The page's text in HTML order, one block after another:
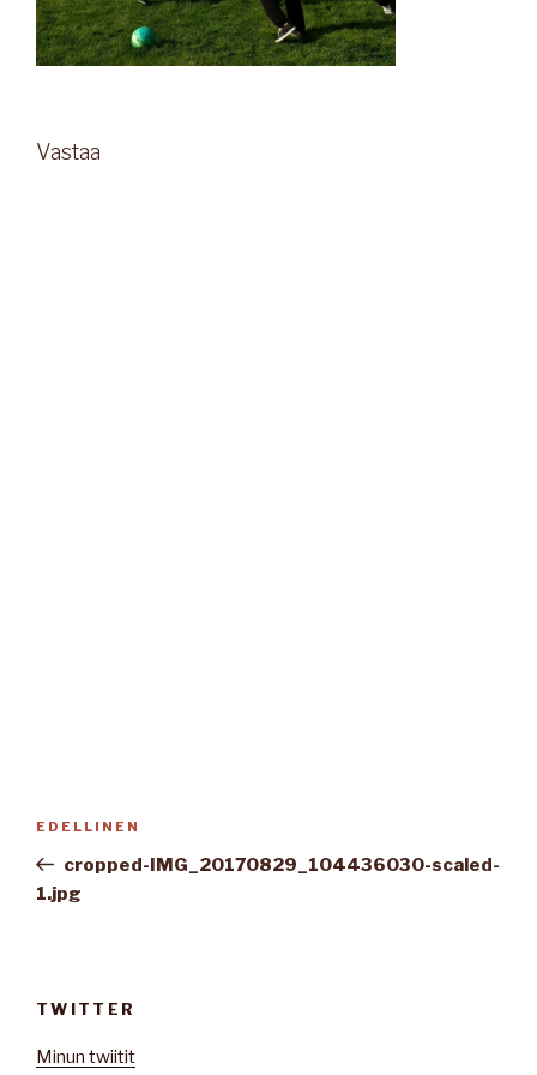
Vastaa
Edellinen
artikkeli
EDELLINEN
cropped-IMG_20170829_104436030-scaled-
1.jpg
TWITTER
Minun twiitit